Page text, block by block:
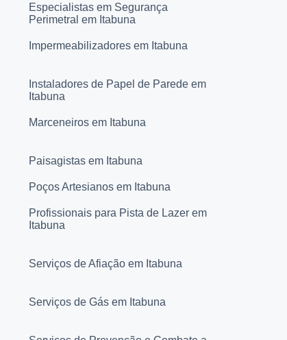
Especialistas em Segurança
Perimetral em Itabuna
Impermeabilizadores em Itabuna
Instaladores de Papel de Parede em
Itabuna
Marceneiros em Itabuna
Paisagistas em Itabuna
Poços Artesianos em Itabuna
Profissionais para Pista de Lazer em
Itabuna
Serviços de Afiação em Itabuna
Serviços de Gás em Itabuna